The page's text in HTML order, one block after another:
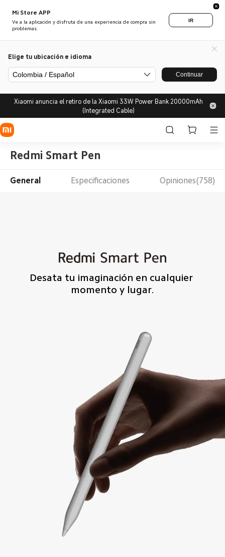
Mi Store APP
Ve a la aplicación y disfruta de una experiencia de compra sin
problemas.
IR
Elige tu ubicación e idioma
Colombia / Español Continuar
Xiaomi anuncia el retiro de la Xiaomi 33W Power Bank 20000mAh
(Integrated Cable)
Redmi Smart Pen
General Especificaciones Opiniones(758)
Desata tu imaginación en cualquier
momento y lugar.